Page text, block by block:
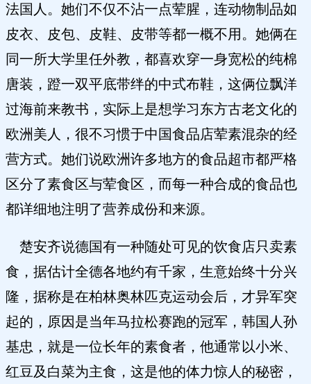
法国人。她们不仅不沾一点荤腥，连动物制品如
皮衣、皮包、皮鞋、皮带等都一概不用。她俩在
同一所大学里任外教，都喜欢穿一身宽松的纯棉
唐装，蹬一双平底带绊的中式布鞋，这俩位飘洋
过海前来教书，实际上是想学习东方古老文化的
欧洲美人，很不习惯于中国食品店荤素混杂的经
营方式。她们说欧洲许多地方的食品超市都严格
区分了素食区与荤食区，而每一种合成的食品也
都详细地注明了营养成份和来源。
楚安齐说德国有一种随处可见的饮食店只卖素
食，据估计全德各地约有千家，生意始终十分兴
隆，据称是在柏林奥林匹克运动会后，才异军突
起的，原因是当年马拉松赛跑的冠军，韩国人孙
基忠，就是一位长年的素食者，他通常以小米、
红豆及白菜为主食，这是他的体力惊人的秘密，